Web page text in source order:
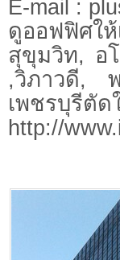
E-mail :
ดูออฟฟิศใ
สุขุมวิท, อ
,วิภาวดี,
เพชรบุรี
http://